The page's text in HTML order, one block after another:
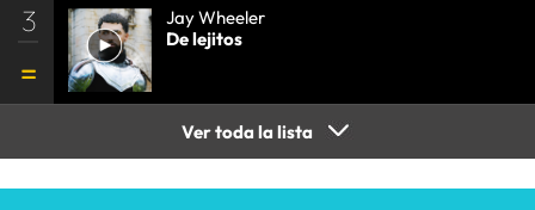
3
Jay Wheeler
De lejitos
Ver toda la lista